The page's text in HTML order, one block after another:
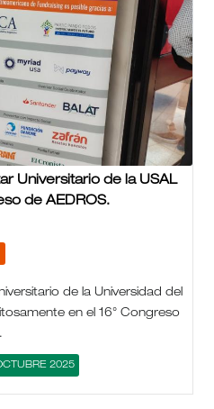
Universitario de la USAL
de AEDROS.
de la Universidad del
en el 16° Congreso
2025